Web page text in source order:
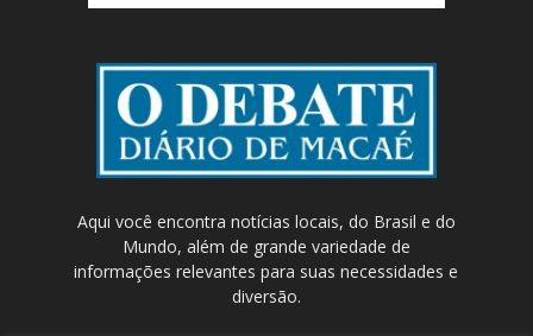
Aqui você encontra notícias locais, do Brasil e do
Mundo, além de grande variedade de
informações relevantes para suas necessidades e
diversão.